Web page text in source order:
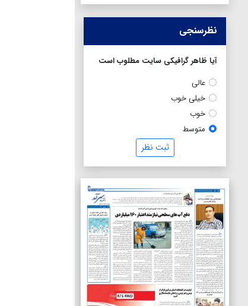
نظرسنجی
آیا ظاهر گرافیکی سایت مطلوب است
عالی
خیلی خوب
خوب
متوسط
ثبت نظر